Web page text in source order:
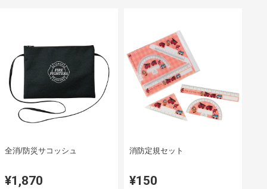
全消/防災サコッシュ
¥1,870
消防定規セット
¥150